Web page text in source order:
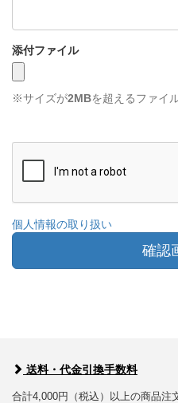
添付ファイル
※サイズが2MBを超えるファイ
個人情報の取り扱い
確認
送料・代金引換手数料
合計4,000円（税込）以上の商品注